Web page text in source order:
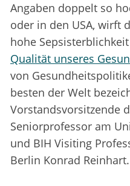
Angaben doppelt so
oder in den USA, wirft
hohe Sepsisterblichkeit
Qualität unseres
von
besten der Welt
Vorstandsvorsitzende
Seniorprofessor am
und BIH Visiting
Berlin Konrad